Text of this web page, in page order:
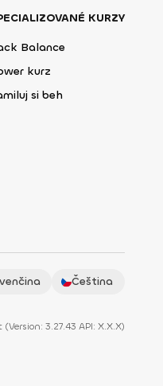
KURZY
Balance
kurz
si beh
Čeština
(Version: 3.27.43 API: X.X.X)